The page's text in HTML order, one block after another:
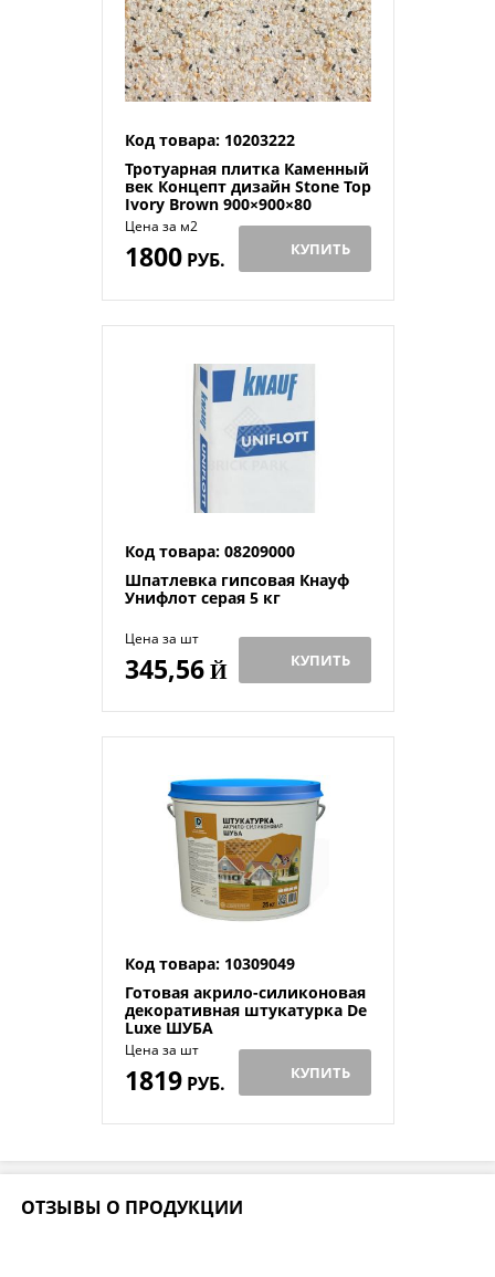
Код товара: 10203222
Тротуарная плитка Каменный
век Концепт дизайн Stone Top
Ivory Brown 900×900×80
Цена за м2
1800РУБ. КУПИТЬ
Код товара: 08209000
Шпатлевка гипсовая Кнауф
Унифлот серая 5 кг
Цена за шт
345,56Й КУПИТЬ
Код товара: 10309049
Готовая акрило-силиконовая
декоративная штукатурка De
Luxe ШУБА
Цена за шт
1819РУБ. КУПИТЬ
ОТЗЫВЫ О ПРОДУКЦИИ